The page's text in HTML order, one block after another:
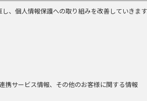
、個人情報保護への取り組みを改善していきます
携サービス情報、その他のお客様に関する情報